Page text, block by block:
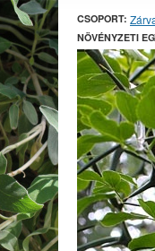
CSOPORT:
NÖVÉNYZETI